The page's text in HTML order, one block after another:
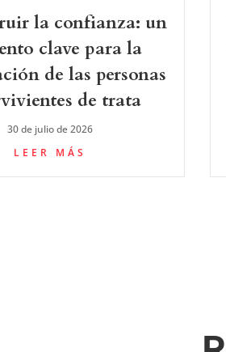
la confianza: un
clave para la
de las personas
de trata
30 de julio de 2026
LEER MÁS